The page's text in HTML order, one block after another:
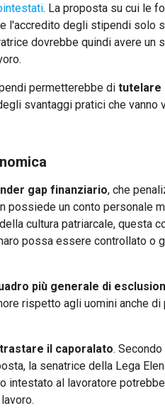
. La proposta su cui le
l'accredito degli stipendi solo
dovrebbe quindi avere un
permetterebbe di tutelare
svantaggi pratici che vanno
gap finanziario, che
possiede un conto personale
cultura patriarcale, questa
possa essere controllato o
più generale di
rispetto agli uomini anche
il caporalato.
la senatrice della Lega
intestato al lavoratore